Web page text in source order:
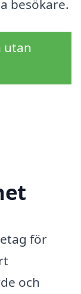
besökare.
utan
för
och